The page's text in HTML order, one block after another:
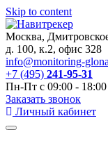
Skip to content
Москва,
д. 100, к.2, офис 328
info@monitoring-
+7 (495) 241-95-31
Пн-Пт с 09:00 - 18:00
Заказать звонок
Личный кабинет